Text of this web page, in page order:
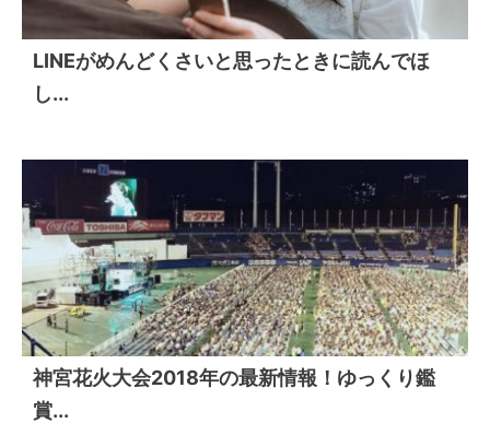
LINEがめんどくさいと思ったときに読んでほ
し...
神宮花火大会2018年の最新情報！ゆっくり鑑
賞...